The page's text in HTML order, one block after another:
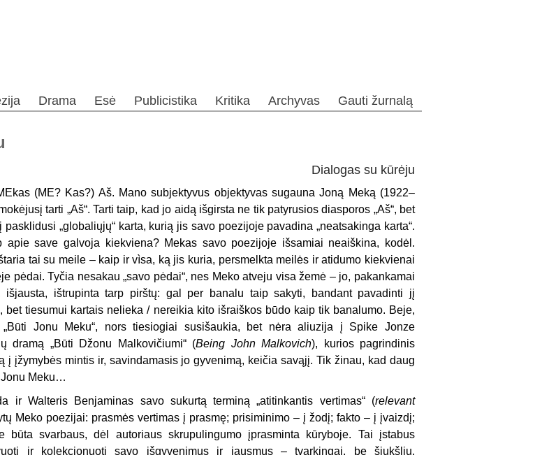
Drama Esė Publicistika Kritika Archyvas Gauti žurnalą
Dialogas su kūrėju
(ME? Kas?) Aš. Mano subjektyvus objektyvas sugaunaJoną Meką (1922–
tarti „Aš“. Tarti taip, kad jo aidą išgirsta ne tik patyrusios diasporos „Aš“, bet
„globaliųjų“ karta, kurią jis savo poezijoje pavadina „neatsakinga karta“.
apie save galvoja kiekviena? Mekas savo poezijoje išsamiai neaiškina, kodėl.
tai su meile – kaip irvìsa, ką jis kuria, persmelkta meilės ir atidumo kiekvienai
pėdai. Tyčia nesakau „savo pėdai“, nes Meko atveju visa žemė – jo, pakankamai
išjausta, ištrupinta tarp pirštų: gal per banalu taip sakyti, bandant pavadinti jį
bet tiesumui kartais nelieka / nereikia kito išraiškos būdo kaip tik banalumo. Beje,
Jonu Meku“, nors tiesiogiai susišaukia, bet nėra aliuzija į Spike Jonze
dramą „Būti Džonu Malkovičiumi“ (Being John Malkovich), kurios pagrindinis
į įžymybės mintis ir, savindamasis jo gyvenimą, keičia savąjį. Tik žinau, kad daug
Jonu Meku…
ir Walteris Benjaminas savo sukurtą terminą „atitinkantis vertimas“ (relevant
Meko poezijai: prasmės vertimas į prasmę; prisiminimo – į žodį; fakto – į įvaizdį;
būta svarbaus, dėl autoriaus skrupulingumo įprasminta kūryboje. Tai įstabus
ir kolekcionuoti savo išgyvenimus ir jausmus – tvarkingai, be šiukšlių.